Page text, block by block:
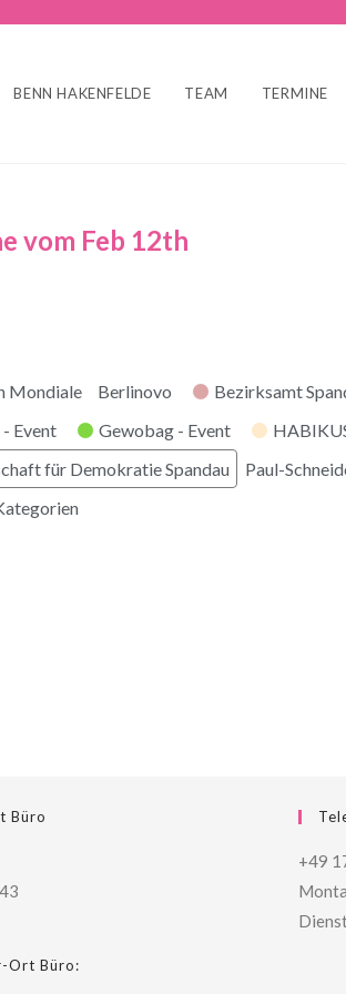
BENN HAKENFELDE TEAM TERMINE
vom Feb 12th
Mondiale Berlinovo Bezirksamt
Event Gewobag - Event
für Demokratie Spandau Paul-
Büro
Ort Büro:
+49